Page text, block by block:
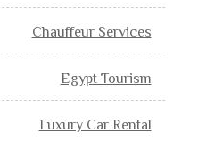
Chauffeur Services
Egypt Tourism
Luxury Car Rental